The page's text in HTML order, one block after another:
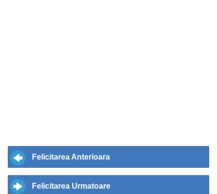
Felicitarea Anterioara
Felicitarea Urmatoare